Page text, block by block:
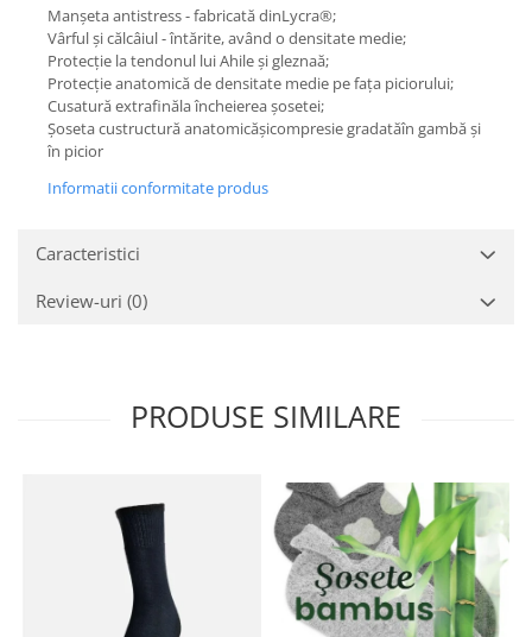
Manșeta antistress - fabricată dinLycra®;
Vârful și călcâiul - întărite, având o densitate medie;
Protecție la tendonul lui Ahile și gleznaă;
Protecție anatomică de densitate medie pe fața piciorului;
Cusatură extrafinăla încheierea șosetei;
Șoseta custructură anatomicășicompresie gradatăîn gambă și
în picior
Informatii conformitate produs
Caracteristici
Review-uri (0)
PRODUSE SIMILARE